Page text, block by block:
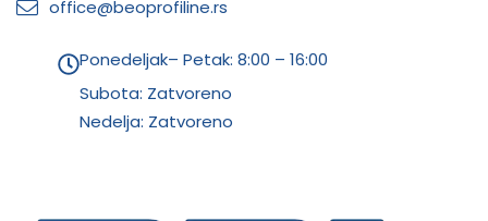
office@beoprofiline.rs
Ponedeljak– Petak: 8:00 – 16:00
Subota: Zatvoreno
Nedelja: Zatvoreno